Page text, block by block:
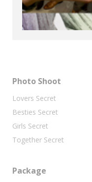
Photo Shoot
Lovers Secret
Besties Secret
Girls Secret
Together Secret
Package